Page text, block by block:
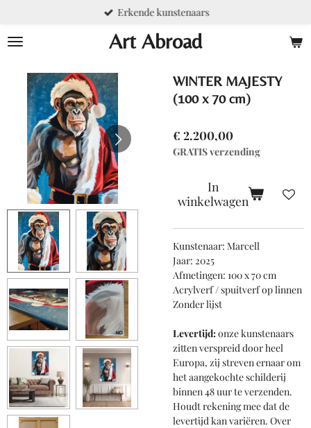
naar
hoofdinhoud
Art Abroad
Erkende kunstenaars
WINTER MAJESTY
(100 x 70 cm)
€ 2.200,00
GRATIS verzending
In
winkelwagen
Kunstenaar: Marcell
Jaar: 2025
Afmetingen: 100 x 70 cm
Acrylverf / spuitverf op linnen
Zonder lijst
Levertijd:onze kunstenaars
zitten verspreid door heel
Europa, zij streven ernaar om
het aangekochte schilderij
binnen 48 uur te verzenden.
Houdt rekening mee dat de
levertijd kan variëren. Over